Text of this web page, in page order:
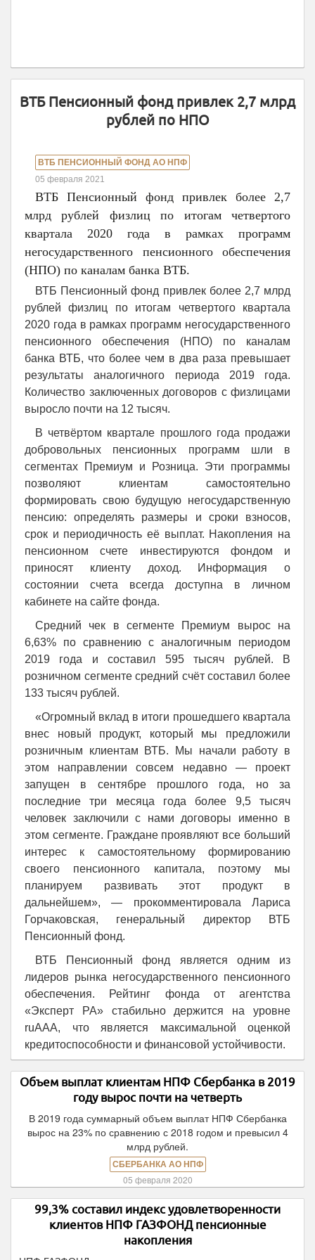
ВТБ Пенсионный фонд привлек 2,7 млрд
рублей по НПО
ВТБ ПЕНСИОННЫЙ ФОНД АО НПФ
05 февраля 2021
ВТБ Пенсионный фонд привлек более 2,7
млрд рублей физлиц по итогам четвертого
квартала 2020 года в рамках программ
негосударственного пенсионного обеспечения
(НПО) по каналам банка ВТБ.
ВТБ Пенсионный фонд привлек более 2,7 млрд
рублей физлиц по итогам четвертого квартала
2020 года в рамках программ негосударственного
пенсионного обеспечения (НПО) по каналам
банка ВТБ, что более чем в два раза превышает
результаты аналогичного периода 2019 года.
Количество заключенных договоров с физлицами
выросло почти на 12 тысяч.
В четвёртом квартале прошлого года продажи
добровольных пенсионных программ шли в
сегментах Премиум и Розница. Эти программы
позволяют клиентам самостоятельно
формировать свою будущую негосударственную
пенсию: определять размеры и сроки взносов,
срок и периодичность её выплат. Накопления на
пенсионном счете инвестируются фондом и
приносят клиенту доход. Информация о
состоянии счета всегда доступна в личном
кабинете на сайте фонда.
Средний чек в сегменте Премиум вырос на
6,63% по сравнению с аналогичным периодом
2019 года и составил 595 тысяч рублей. В
розничном сегменте средний счёт составил более
133 тысяч рублей.
«Огромный вклад в итоги прошедшего квартала
внес новый продукт, который мы предложили
розничным клиентам ВТБ. Мы начали работу в
этом направлении совсем недавно — проект
запущен в сентябре прошлого года, но за
последние три месяца года более 9,5 тысяч
человек заключили с нами договоры именно в
этом сегменте. Граждане проявляют все больший
интерес к самостоятельному формированию
своего пенсионного капитала, поэтому мы
планируем развивать этот продукт в
дальнейшем», — прокомментировала Лариса
Горчаковская, генеральный директор ВТБ
Пенсионный фонд.
ВТБ Пенсионный фонд является одним из
лидеров рынка негосударственного пенсионного
обеспечения. Рейтинг фонда от агентства
«Эксперт РА» стабильно держится на уровне
ruAAА, что является максимальной оценкой
кредитоспособности и финансовой устойчивости.
Объем выплат клиентам НПФ Сбербанка в 2019
году вырос почти на четверть
В 2019 года суммарный объем выплат НПФ Сбербанка
вырос на 23% по сравнению с 2018 годом и превысил 4
млрд рублей.
СБЕРБАНКА АО НПФ
05 февраля 2020
99,3% составил индекс удовлетворенности
клиентов НПФ ГАЗФОНД пенсионные
накопления